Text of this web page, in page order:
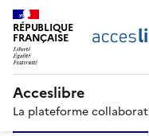
RÉPUBLIQUE
FRANÇAISE
Acceslibre
La plateforme